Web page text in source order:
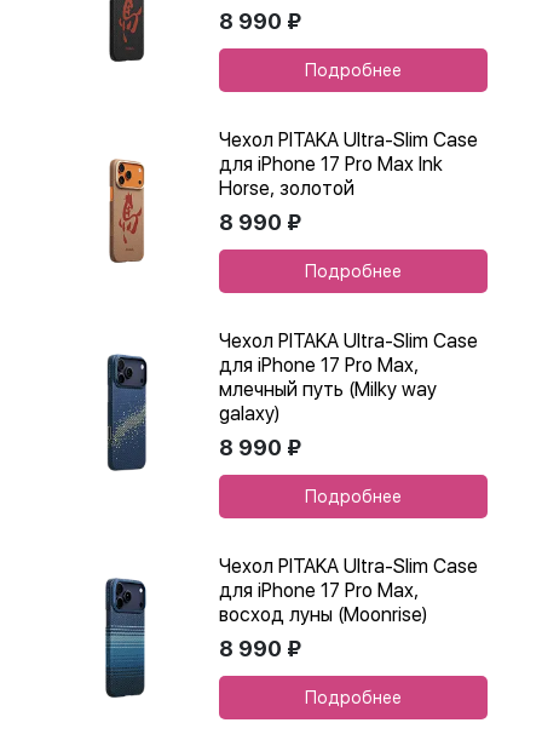
8 990 ₽
Подробнее
Чехол PITAKA Ultra-Slim Case
для iPhone 17 Pro Max Ink
Horse, золотой
8 990 ₽
Подробнее
Чехол PITAKA Ultra-Slim Case
для iPhone 17 Pro Max,
млечный путь (Milky way
galaxy)
8 990 ₽
Подробнее
Чехол PITAKA Ultra-Slim Case
для iPhone 17 Pro Max,
восход луны (Moonrise)
8 990 ₽
Подробнее